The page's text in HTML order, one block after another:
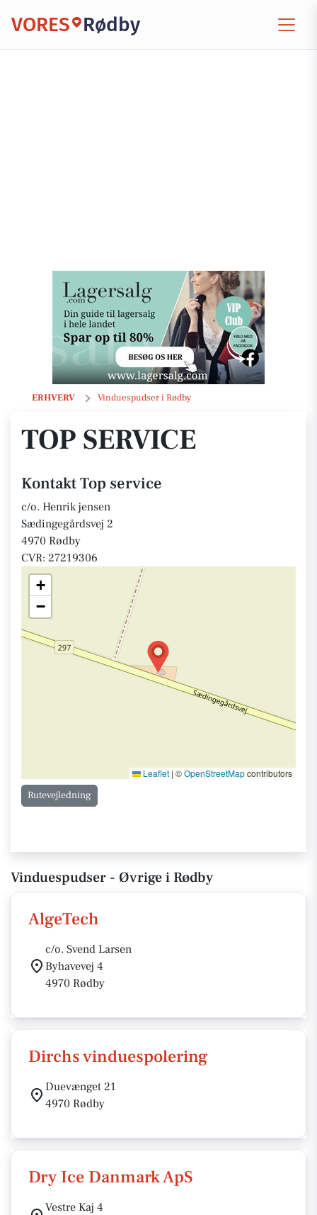
VORES Rødby
ERHVERV Vinduespudser i Rødby
Top service
TOP SERVICE
Kontakt Top service
c/o. Henrik jensen
Sædingegårdsvej 2
4970 Rødby
CVR: 27219306
+
−
Leaflet | ©OpenStreetMapcontributors
Rutevejledning
Vinduespudser - Øvrige i Rødby
AlgeTech
c/o. Svend Larsen
Byhavevej 4
4970 Rødby
Dirchs vinduespolering
Duevænget 21
4970 Rødby
Dry Ice Danmark ApS
Vestre Kaj 4